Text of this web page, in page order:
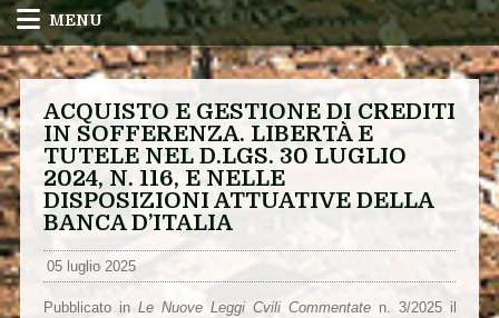
MENU
ACQUISTO E GESTIONE DI CREDITI
IN SOFFERENZA. LIBERTÀ E
TUTELE NEL D.LGS. 30 LUGLIO
2024, N. 116, E NELLE
DISPOSIZIONI ATTUATIVE DELLA
BANCA D’ITALIA
05 luglio 2025
Pubblicato in Le Nuove Leggi Cvili Commentaten. 3/2025 il